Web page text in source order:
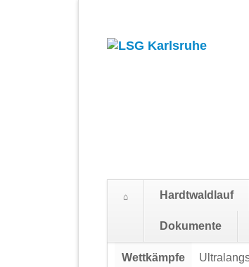
Hardtwaldlauf
Dokumente
Wettkämpfe